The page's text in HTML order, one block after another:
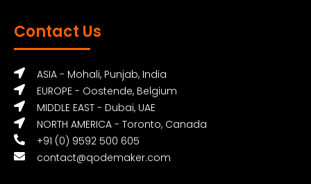
Contact Us
ASIA - Mohali, Punjab, India
EUROPE - Oostende, Belgium
MIDDLE EAST - Dubai, UAE
NORTH AMERICA - Toronto, Canada
+91 (0) 9592 500 605
contact@qodemaker.com